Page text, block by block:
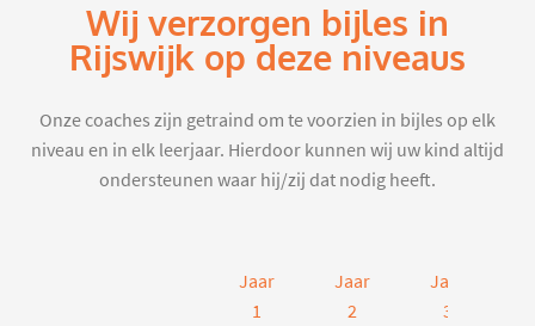
Wij verzorgen bijles in
Rijswijk op deze niveaus
Onze coaches zijn getraind om te voorzien in bijles op elk
niveau en in elk leerjaar. Hierdoor kunnen wij uw kind altijd
ondersteunen waar hij/zij dat nodig heeft.
Jaar
1
Jaar
2
Jaar
3